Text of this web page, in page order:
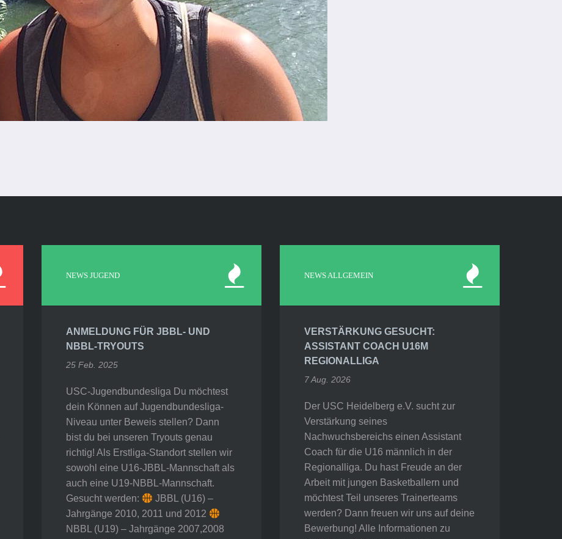
NEWS JUGEND
ANMELDUNG FÜR JBBL- UND
NBBL-TRYOUTS
25 Feb. 2025
USC-Jugendbundesliga Du möchtest
dein Können auf Jugendbundesliga-
Niveau unter Beweis stellen? Dann
bist du bei unseren Tryouts genau
richtig! Als Erstliga-Standort stellen wir
sowohl eine U16-JBBL-Mannschaft als
auch eine U19-NBBL-Mannschaft.
Gesucht werden:
JBBL (U16) –
Jahrgänge 2010, 2011 und 2012
NBBL (U19) – Jahrgänge 2007,2008
NEWS ALLGEMEIN
VERSTÄRKUNG GESUCHT:
ASSISTANT COACH U16M
REGIONALLIGA
7 Aug. 2026
Der USC Heidelberg e.V. sucht zur
Verstärkung seines
Nachwuchsbereichs einen Assistant
Coach für die U16 männlich in der
Regionalliga. Du hast Freude an der
Arbeit mit jungen Basketballern und
möchtest Teil unseres Trainerteams
werden? Dann freuen wir uns auf deine
Bewerbung! Alle Informationen zu